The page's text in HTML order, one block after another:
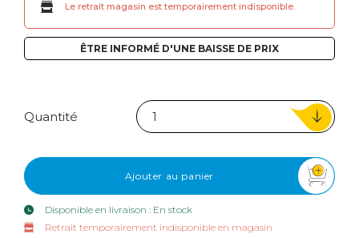
Le retrait magasin est temporairement indisponible.
ÊTRE INFORMÉ D'UNE BAISSE DE PRIX
Quantité
Ajouter au panier
Disponible en livraison : En stock
Retrait temporairement indisponible en magasin